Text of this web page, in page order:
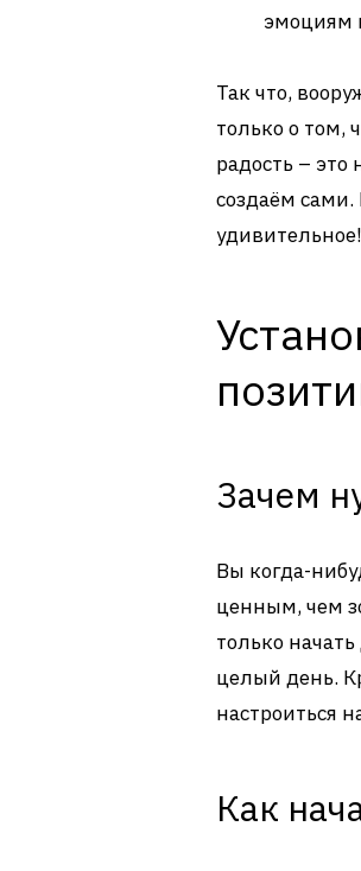
эмоциям
Так что,
только о том,
радость – это
создаём
удивительное!
Зачем
Вы когда-
ценным, чем
только
целый день.
настроиться
Как